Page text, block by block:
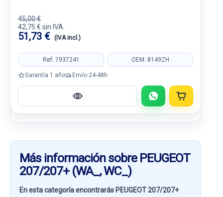
45,00 €
42,75 € sin IVA.
51,73 € (IVA incl.)
Ref: 7937241 OEM: 8149ZH
Garantía 1 año Envío 24-48h
Más información sobre PEUGEOT
207/207+ (WA_, WC_)
En esta categoría encontrarás PEUGEOT 207/207+